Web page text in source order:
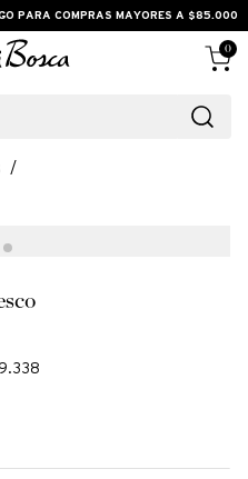
PARA COMPRAS MAYORES A $85.000
0